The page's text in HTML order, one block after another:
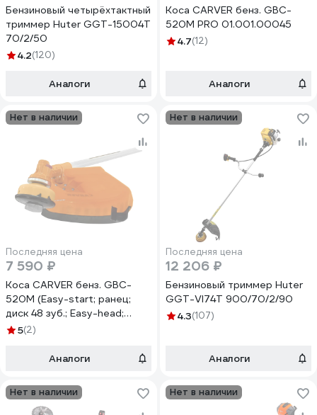
Бензиновый четырёхтактный
триммер Huter GGT-15004Т
70/2/50
4.2(120)
Аналоги
Коса CARVER бенз. GBC-
520M PRO 01.001.00045
4.7(12)
Аналоги
Нет в наличии
Последняя цена
7 590 ₽
Коса CARVER бенз. GBC-
520M (Easy-start; ранец;
диск 48 зуб.; Easy-head;
леска 2,4) 01.001.00044
5(2)
Аналоги
Нет в наличии
Последняя цена
12 206 ₽
Бензиновый триммер Huter
GGT-VI74T 900/70/2/90
4.3(107)
Аналоги
Нет в наличии Нет в наличии